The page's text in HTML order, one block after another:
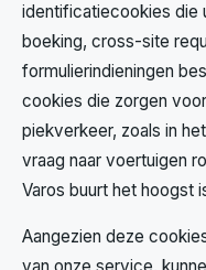
identificatiecookies die
boeking, cross-site
formulierindieningen
cookies die zorgen
piekverkeer, zoals in
vraag naar voertuigen
Varos buurt het hoogst
Aangezien deze